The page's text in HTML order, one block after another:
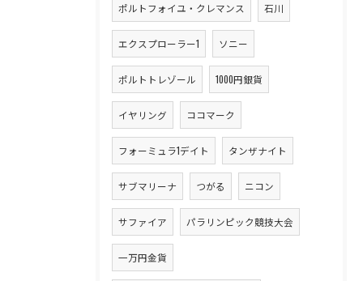
ポルトフォイユ・クレマンス 石川
エクスプローラー1 ソニー
ポルトトレゾール 1000円銀貨
イヤリング ココマーク
フォーミュラ1デイト タンザナイト
サブマリーナ つがる ニコン
サファイア パラリンピック競技大会
一万円金貨